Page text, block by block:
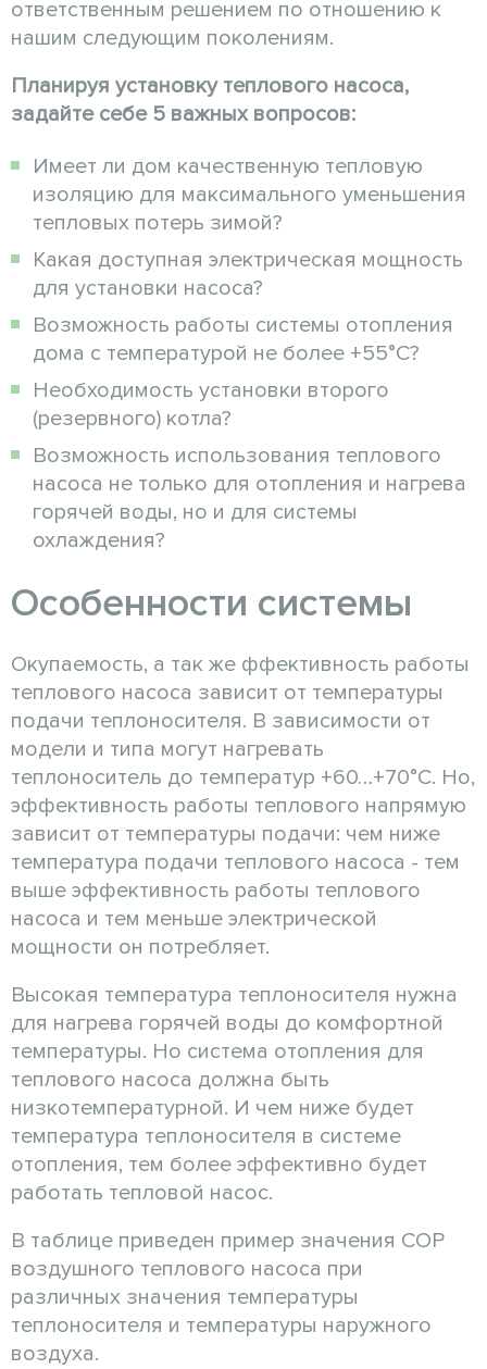
ответственным решением по отношению к
нашим следующим поколениям.
Планируя установку теплового насоса,
задайте себе 5 важных вопросов:
Имеет ли дом качественную тепловую
изоляцию для максимального уменьшения
тепловых потерь зимой?
Какая доступная электрическая мощность
для установки насоса?
Возможность работы системы отопления
дома с температурой не более +55°С?
Необходимость установки второго
(резервного) котла?
Возможность использования теплового
насоса не только для отопления и нагрева
горячей воды, но и для системы
охлаждения?
Особенности системы
Окупаемость, а так же ффективность работы
теплового насоса зависит от температуры
подачи теплоносителя. В зависимости от
модели и типа могут нагревать
теплоноситель до температур +60…+70°С. Но,
эффективность работы теплового напрямую
зависит от температуры подачи: чем ниже
температура подачи теплового насоса - тем
выше эффективность работы теплового
насоса и тем меньше электрической
мощности он потребляет.
Высокая температура теплоносителя нужна
для нагрева горячей воды до комфортной
температуры. Но система отопления для
теплового насоса должна быть
низкотемпературной. И чем ниже будет
температура теплоносителя в системе
отопления, тем более эффективно будет
работать тепловой насос.
В таблице приведен пример значения СОР
воздушного теплового насоса при
различных значения температуры
теплоносителя и температуры наружного
воздуха.